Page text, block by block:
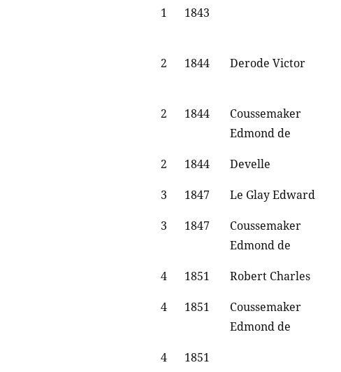
1
1843
2 1844 Derode Victor
2 1844
Coussemaker
Edmond de
2 1844 Develle
3
1847 Le Glay Edward
3
1847
Coussemaker
Edmond de
4 1851 Robert Charles
4
1851
Coussemaker
Edmond de
4 1851